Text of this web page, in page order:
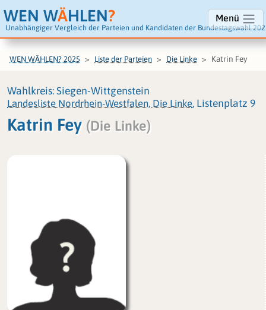
WEN WÄHLEN?
Unabhängiger Vergleich der Parteien und Kandidaten der Bundestagswahl
Menü
WEN WÄHLEN? 2025 Liste der Parteien Die Linke Katrin Fey
Wahlkreis: Siegen-Wittgenstein
Landesliste Nordrhein-Westfalen, Die Linke, Listenplatz 9
Katrin Fey (Die Linke)